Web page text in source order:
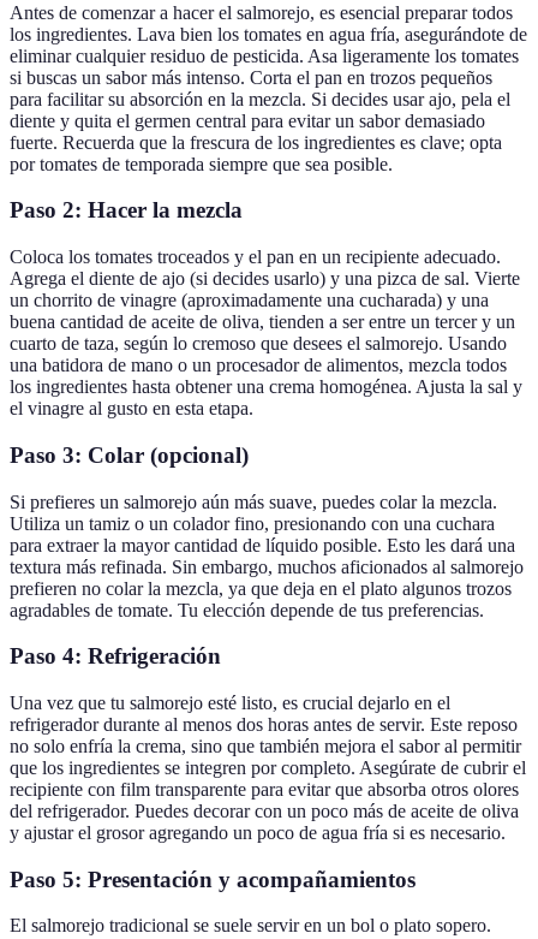
Antes de comenzar a hacer el salmorejo, es esencial preparar todos
los ingredientes. Lava bien los tomates en agua fría, asegurándote de
eliminar cualquier residuo de pesticida. Asa ligeramente los tomates
si buscas un sabor más intenso. Corta el pan en trozos pequeños
para facilitar su absorción en la mezcla. Si decides usar ajo, pela el
diente y quita el germen central para evitar un sabor demasiado
fuerte. Recuerda que la frescura de los ingredientes es clave; opta
por tomates de temporada siempre que sea posible.
Paso 2: Hacer la mezcla
Coloca los tomates troceados y el pan en un recipiente adecuado.
Agrega el diente de ajo (si decides usarlo) y una pizca de sal. Vierte
un chorrito de vinagre (aproximadamente una cucharada) y una
buena cantidad de aceite de oliva, tienden a ser entre un tercer y un
cuarto de taza, según lo cremoso que desees el salmorejo. Usando
una batidora de mano o un procesador de alimentos, mezcla todos
los ingredientes hasta obtener una crema homogénea. Ajusta la sal y
el vinagre al gusto en esta etapa.
Paso 3: Colar (opcional)
Si prefieres un salmorejo aún más suave, puedes colar la mezcla.
Utiliza un tamiz o un colador fino, presionando con una cuchara
para extraer la mayor cantidad de líquido posible. Esto les dará una
textura más refinada. Sin embargo, muchos aficionados al salmorejo
prefieren no colar la mezcla, ya que deja en el plato algunos trozos
agradables de tomate. Tu elección depende de tus preferencias.
Paso 4: Refrigeración
Una vez que tu salmorejo esté listo, es crucial dejarlo en el
refrigerador durante al menos dos horas antes de servir. Este reposo
no solo enfría la crema, sino que también mejora el sabor al permitir
que los ingredientes se integren por completo. Asegúrate de cubrir el
recipiente con film transparente para evitar que absorba otros olores
del refrigerador. Puedes decorar con un poco más de aceite de oliva
y ajustar el grosor agregando un poco de agua fría si es necesario.
Paso 5: Presentación y acompañamientos
El salmorejo tradicional se suele servir en un bol o plato sopero.